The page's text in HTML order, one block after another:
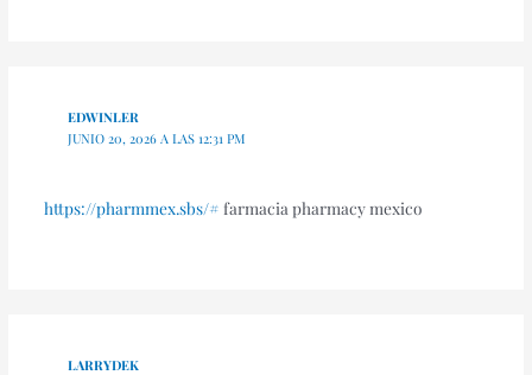
EDWINLER
JUNIO 20, 2026 A LAS 12:31 PM
https://pharmmex.sbs/# farmacia pharmacy mexico
LARRYDEK